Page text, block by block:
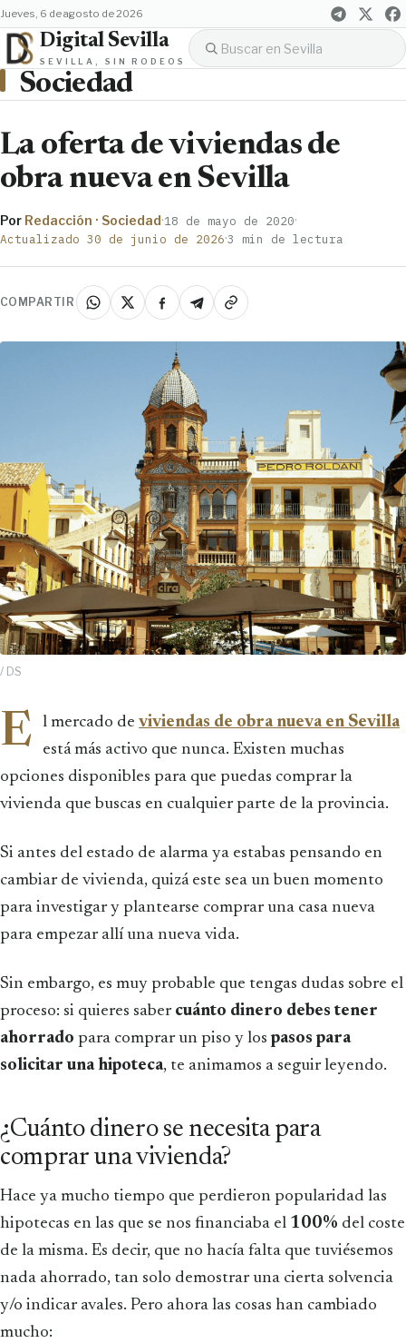
jueves, 6 de agosto de 2026
Digital Sevilla
SEVILLA, SIN RODEOS
Sociedad
La oferta de viviendas de
obra nueva en Sevilla
Por Redacción · Sociedad·18 de mayo de 2020·
Actualizado 30 de junio de 2026·3 min de lectura
COMPARTIR
/ DS
E l mercado de viviendas de obra nueva en Sevilla
está más activo que nunca. Existen muchas
opciones disponibles para que puedas comprar la
vivienda que buscas en cualquier parte de la provincia.
Si antes del estado de alarma ya estabas pensando en
cambiar de vivienda, quizá este sea un buen momento
para investigar y plantearse comprar una casa nueva
para empezar allí una nueva vida.
Sin embargo, es muy probable que tengas dudas sobre el
proceso: si quieres saber cuánto dinero debes tener
ahorrado para comprar un piso y lospasos para
solicitar una hipoteca, te animamos a seguir leyendo.
¿Cuánto dinero se necesita para
comprar una vivienda?
Hace ya mucho tiempo que perdieron popularidad las
hipotecas en las que se nos financiaba el 100% del coste
de la misma. Es decir, que no hacía falta que tuviésemos
nada ahorrado, tan solo demostrar una cierta solvencia
y/o indicar avales. Pero ahora las cosas han cambiado
mucho: